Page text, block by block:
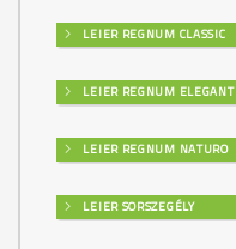
LEIER REGNUM CLASSIC
LEIER REGNUM ELEGANT
LEIER REGNUM NATURO
LEIER SORSZEGÉLY